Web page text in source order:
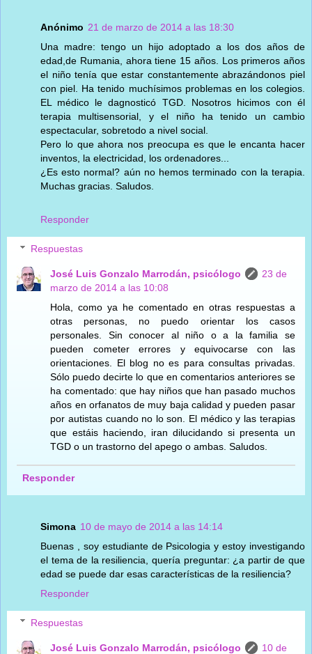
Anónimo 21 de marzo de 2014 a las 18:30
Una madre: tengo un hijo adoptado a los dos años de
edad,de Rumania, ahora tiene 15 años. Los primeros años
el niño tenía que estar constantemente abrazándonos piel
con piel. Ha tenido muchísimos problemas en los colegios.
EL médico le dagnosticó TGD. Nosotros hicimos con él
terapia multisensorial, y el niño ha tenido un cambio
espectacular, sobretodo a nivel social.
Pero lo que ahora nos preocupa es que le encanta hacer
inventos, la electricidad, los ordenadores...
¿Es esto normal? aún no hemos terminado con la terapia.
Muchas gracias. Saludos.
Responder
Respuestas
José Luis Gonzalo Marrodán, psicólogo
23 de
marzo de 2014 a las 10:08
Hola, como ya he comentado en otras respuestas a
otras personas, no puedo orientar los casos
personales. Sin conocer al niño o a la familia se
pueden cometer errores y equivocarse con las
orientaciones. El blog no es para consultas privadas.
Sólo puedo decirte lo que en comentarios anteriores se
ha comentado: que hay niños que han pasado muchos
años en orfanatos de muy baja calidad y pueden pasar
por autistas cuando no lo son. El médico y las terapias
que estáis haciendo, iran dilucidando si presenta un
TGD o un trastorno del apego o ambas. Saludos.
Responder
Simona 10 de mayo de 2014 a las 14:14
Buenas , soy estudiante de Psicologia y estoy investigando
el tema de la resiliencia, quería preguntar: ¿a partir de que
edad se puede dar esas características de la resiliencia?
Responder
Respuestas
José Luis Gonzalo Marrodán, psicólogo
10 de